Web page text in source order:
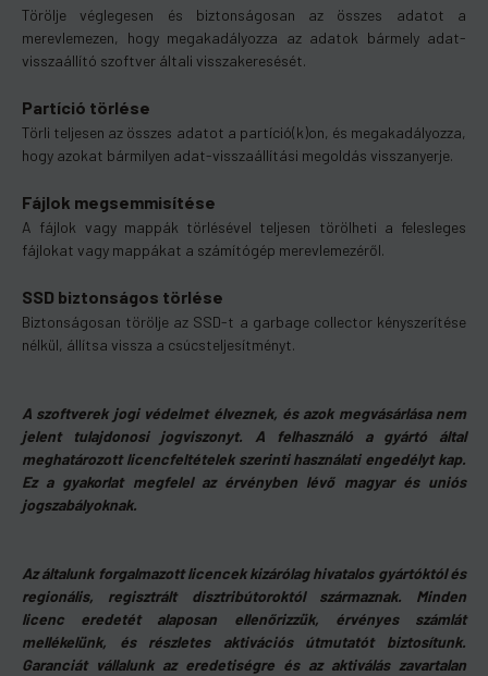
Törölje véglegesen és biztonságosan az összes adatot a
merevlemezen, hogy megakadályozza az adatok bármely adat-
visszaállító szoftver általi visszakeresését.
Partíció törlése
Törli teljesen az összes adatot a partíció(k)on, és megakadályozza,
hogy azokat bármilyen adat-visszaállítási megoldás visszanyerje.
Fájlok megsemmisítése
A fájlok vagy mappák törlésével teljesen törölheti a felesleges
fájlokat vagy mappákat a számítógép merevlemezéről.
SSD biztonságos törlése
Biztonságosan törölje az SSD-t a garbage collector kényszerítése
nélkül, állítsa vissza a csúcsteljesítményt.
A szoftverek jogi védelmet élveznek, és azok megvásárlása nem
jelent tulajdonosi jogviszonyt. A felhasználó a gyártó által
meghatározott licencfeltételek szerinti használati engedélyt kap.
Ez a gyakorlat megfelel az érvényben lévő magyar és uniós
jogszabályoknak.
Az általunk forgalmazott licencek kizárólag hivatalos gyártóktól és
regionális, regisztrált disztribútoroktól származnak. Minden
licenc eredetét alaposan ellenőrizzük, érvényes számlát
mellékelünk, és részletes aktivációs útmutatót biztosítunk.
Garanciát vállalunk az eredetiségre és az aktiválás zavartalan